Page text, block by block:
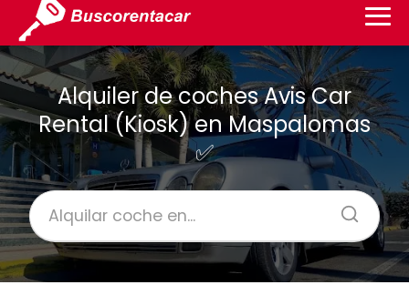
Alquiler de coches Avis Car
Rental (Kiosk) en Maspalomas
✅